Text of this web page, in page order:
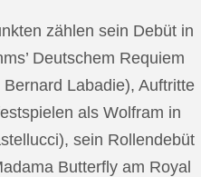
zählen sein Debüt in
Deutschem Requiem
Labadie), Auftritte
als Wolfram in
sein Rollendebüt
Butterfly am Royal